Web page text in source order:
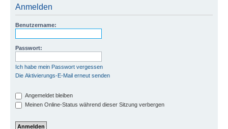
Anmelden
Benutzername:
Passwort:
Ich habe mein Passwort vergessen
Die Aktivierungs-E-Mail erneut senden
Angemeldet bleiben
Meinen Online-Status während dieser Sitzung verbergen